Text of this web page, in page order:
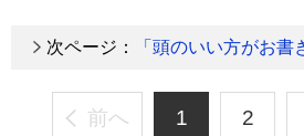
次ページ： 「頭のいい方がお書
前へ 1 2